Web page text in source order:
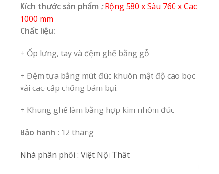
Kích thước sản phẩm :Rộng 580 x Sâu 760 x Cao
1000 mm
Chất liệu:
+ Ốp lưng, tay và đệm ghế bằng gỗ
+ Đệm tựa bằng mút đúc khuôn mật độ cao bọc
vải cao cấp chống bám bụi.
+ Khung ghế làm bằng hợp kim nhôm đúc
Bảo hành : 12 tháng
Nhà phân phối : Việt Nội Thất